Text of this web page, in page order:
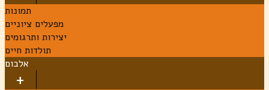
תמונות
מפעלים ציוניים
יצירות ותרגומים
תולדות חיים
אלבום